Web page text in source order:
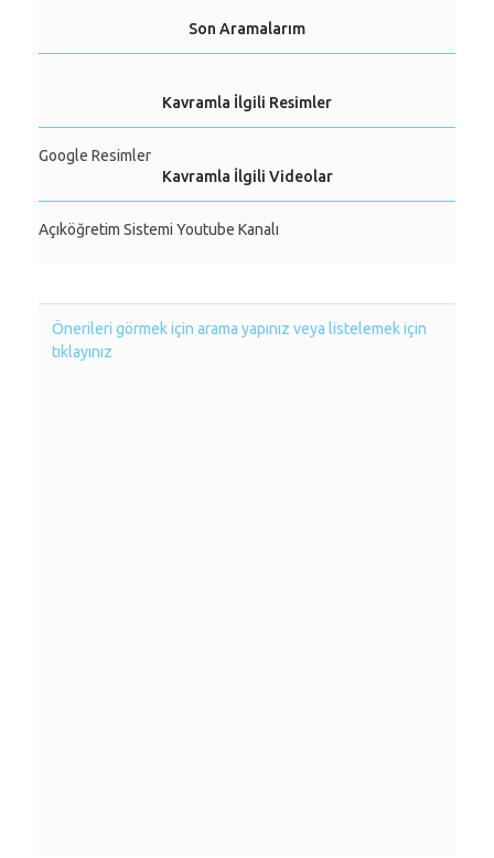
Son Aramalarım
Kavramla İlgili Resimler
Google Resimler
Kavramla İlgili Videolar
Açıköğretim Sistemi Youtube Kanalı
Önerileri görmek için arama yapınız veya listelemek için
tıklayınız